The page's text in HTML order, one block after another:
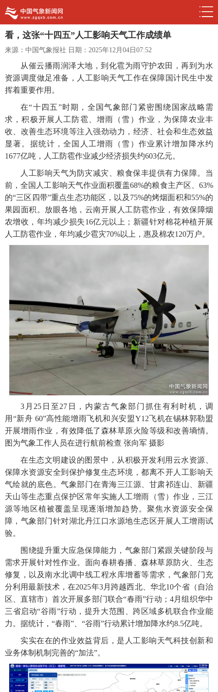
看，这张“十四五”人工影响天气工作成绩单
来源：中国气象报社 日期：2025年12月04日07:52
从催云播雨润泽大地，到化雹为雨守护农田，再到为水
资源调度做足准备，人工影响天气工作在保障国计民生中发
挥着重要作用。
在“十四五”时期，全国气象部门紧密围绕国家战略需
求，积极开展人工防雹、增雨（雪）作业，为保障农业丰
收、改善生态环境等注入强劲动力，经济、社会和生态效益
显著。据统计，全国人工增雨（雪）作业累计增加降水约
1677亿吨，人工防雹作业减少经济损失约603亿元。
人工影响天气为防灾减灾、粮食保丰提供有力保障。当
前，全国人工影响天气作业面积覆盖68%的粮食主产区、63%
的“三区四带”重点生态功能区，以及75%的烤烟面积和55%的
果园面积。放眼各地，云南开展人工防雹作业，有效保障烟
农增收，年均减少损失16亿元以上；新疆针对棉花种植开展
人工防雹作业，年均减少雹灾70%以上，惠及棉农120万户。
3月25日至27日，内蒙古气象部门抓住有利时机，调
用“新舟 60”高性能增雨飞机和兴安盟Y12飞机在锡林郭勒盟
开展增雨作业，有效降低了森林草原火险等级和改善墒情。
图为气象工作人员在进行航前检查 张向军 摄影
在生态文明建设的图景中，从积极开发利用云水资源、
保障水资源安全到保护修复生态环境，都离不开人工影响天
气绘就的底色。气象部门在青海三江源、甘肃祁连山、新疆
天山等生态重点保护区常年实施人工增雨（雪）作业，三江
源等地区植被覆盖呈现逐渐增加趋势。聚焦水资源安全保
障，气象部门针对湖北丹江口水源地生态区开展人工增雨试
验。
围绕提升重大应急保障能力，气象部门紧跟关键阶段与
需求开展针对性作业。面向春耕春播、森林草原防火、生态
修复，以及南水北调中线工程水库增蓄等需求，气象部门充
分利用最新技术，在2025年3月跨越西北、华北10个省（自治
区、直辖市）首次开展多部门联合“春雨”行动；4月组织华中
三省启动“谷雨”行动，提升大范围、跨区域多机联合作业能
力。据统计，“春雨”、“谷雨”行动累计增加降水约8.5亿吨。
实实在在的作业效益背后，是人工影响天气科技创新和
业务体制机制完善的“加法”。